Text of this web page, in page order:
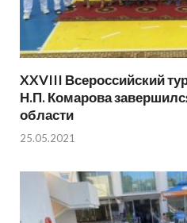
XXVIII Всероссийский
Н.П. Комарова
области
25.05.2021